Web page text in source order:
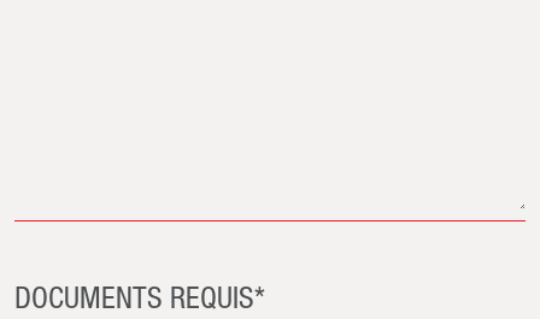
DOCUMENTS REQUIS*